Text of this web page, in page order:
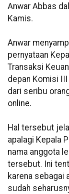
Anwar Abbas
Kamis.
Anwar
pernyataan
Transaksi
depan Komisi III
dari seribu
online.
Hal tersebut
apalagi Kepala
nama anggota
tersebut. Ini
karena sebagai
sudah